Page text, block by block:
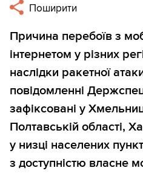
Поширити
Причина перебоїв з
інтернетом у різних
наслідки ракетної
повідомленні
зафіксовані у
Полтавській області,
у низці населених
з доступністю власне